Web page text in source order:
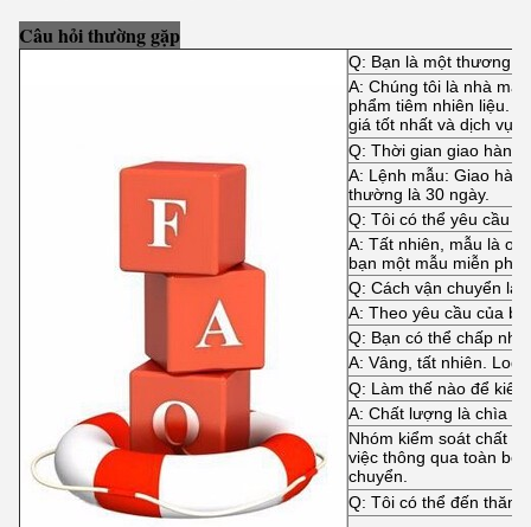
Câu hỏi thường gặp
Q: Bạn là một thương
A: Chúng tôi là nhà
phẩm tiêm nhiên liệu.
giá tốt nhất và dịch vụ
Q: Thời gian giao hàng
A: Lệnh mẫu: Giao
thường là 30 ngày.
Q: Tôi có thể yêu cầu
A: Tất nhiên, mẫu là ok
bạn một mẫu miễn phí.
Q: Cách vận chuyển là
A: Theo yêu cầu của
Q: Bạn có thể chấp
A: Vâng, tất nhiên.
Q: Làm thế nào để
A: Chất lượng là chìa
Nhóm kiểm soát chất
việc thông qua toàn bộ
chuyển.
Q: Tôi có thể đến thăm